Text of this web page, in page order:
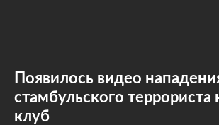
Появилось видео
стамбульского террориста
клуб